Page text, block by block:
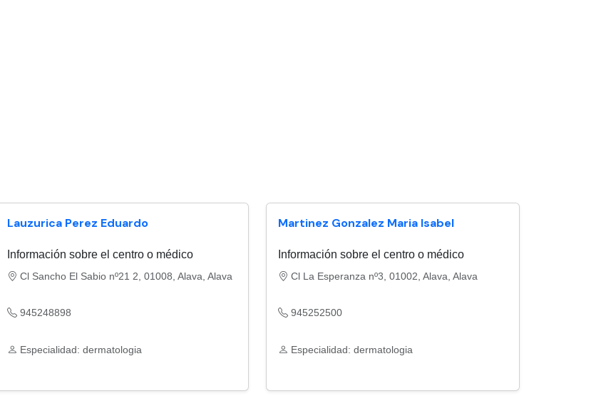
Lauzurica Perez Eduardo
Información sobre el centro o médico
Cl Sancho El Sabio nº21 2, 01008, Alava, Alava
945248898
Especialidad: dermatologia
Martinez Gonzalez Maria Isabel
Información sobre el centro o médico
Cl La Esperanza nº3, 01002, Alava, Alava
945252500
Especialidad: dermatologia